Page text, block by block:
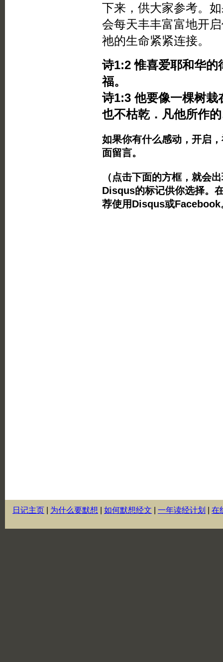
下来，供大家参考。
会每天丰丰富富地开
祂的生命紧紧连接。
诗1:2 惟喜爱耶和华的
福。
诗1:3 他要像一棵树栽
也不枯乾．凡他所作
如果你有什么感动，开启
面留言。
（点击下面的方框，就会
Disqus的标记供你选择。
荐使用Disqus或
日记主页 为什么要默想 如何默想经文 一年读经计划 在